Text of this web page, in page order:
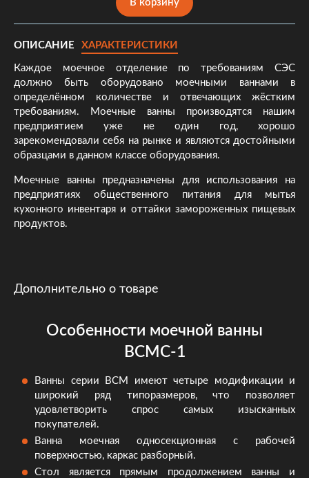
В корзину
ОПИСАНИЕ ХАРАКТЕРИСТИКИ
Каждое моечное отделение по требованиям СЭС
должно быть оборудовано моечными ваннами в
определённом количестве и отвечающих жёстким
требованиям. Моечные ванны производятся нашим
предприятием уже не один год, хорошо
зарекомендовали себя на рынке и являются достойными
образцами в данном классе оборудования.
Моечные ванны предназначены для использования на
предприятиях общественного питания для мытья
кухонного инвентаря и оттайки замороженных пищевых
продуктов.
Дополнительно о товаре
Особенности моечной ванны
ВСМС-1
Ванны серии ВСМ имеют четыре модификации и
широкий ряд типоразмеров, что позволяет
удовлетворить спрос самых изысканных
покупателей.
Ванна моечная односекционная с рабочей
поверхностью, каркас разборный.
Стол является прямым продолжением ванны и